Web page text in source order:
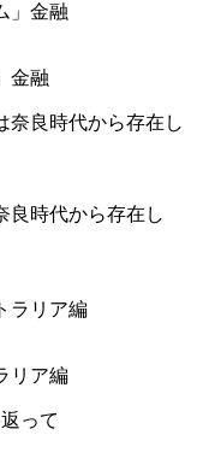
金融
良時代から存在し
リア編